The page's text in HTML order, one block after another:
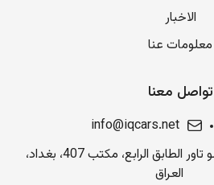
الاخبار
معلومات عنا
تواصل معنا
info@iqcars.net
شارع الرواد، عمارة بلو تاور الطابق الرابع، مكتب 407، بغداد،
العراق